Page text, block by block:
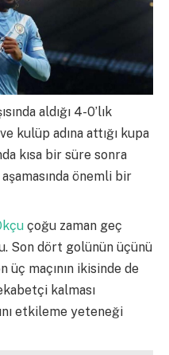
aldığı 4-0’lık
kulüp adına attığı kupa
kısa bir süre sonra
önemli bir
çoğu zaman geç
Son dört golünün üçünü
üç maçının ikisinde de
kalması
etkileme yeteneği